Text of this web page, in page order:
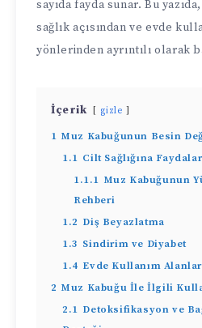
sayıda fayda sunar. Bu
sağlık açısından ve evde
yönlerinden ayrıntılı olarak
İçerik gizle
1 Muz Kabuğunun Besin
1.1 Cilt Sağlığına
1.1.1 Muz Kabuğunun
Rehberi
1.2 Diş Beyazlatma
1.3 Sindirim ve Diyabet
1.4 Evde Kullanım
2 Muz Kabuğu İle İlgili
2.1 Detoksifikasyon ve